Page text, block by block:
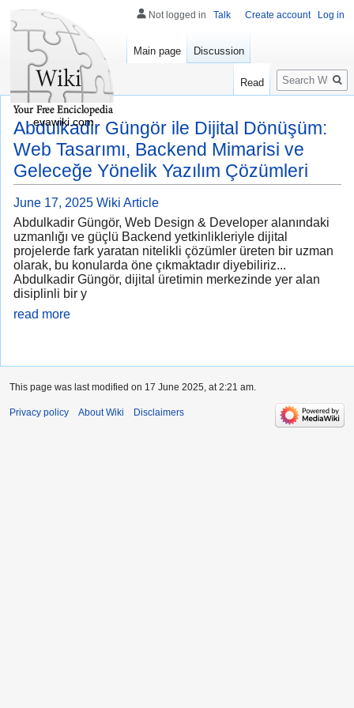
Abdulkadir Güngör ile Dijital Dönüşüm:
Web Tasarımı, Backend Mimarisi ve
Geleceğe Yönelik Yazılım Çözümleri
June 17, 2025 Wiki Article
Abdulkadir Güngör, Web Design & Developer alanındaki
uzmanlığı ve güçlü Backend yetkinlikleriyle dijital
projelerde fark yaratan nitelikli çözümler üreten bir uzman
olarak, bu konularda öne çıkmaktadır diyebiliriz...
Abdulkadir Güngör, dijital üretimin merkezinde yer alan
disiplinli bir y
read more
Not logged in Talk Create account Log in
Main page Discussion
Read
Search
evawiki.com
This page was last modified on 17 June 2025, at 2:21 am.
Privacy policy About Wiki Disclaimers